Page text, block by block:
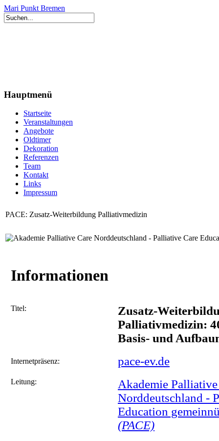
Mari Punkt Bremen
Hauptmenü
Startseite
Veranstaltungen
Angebote
Oldtimer
Dekoration
Referenzen
Team
Kontakt
Links
Impressum
PACE: Zusatz-Weiterbildung Palliativmedizin
Informationen
Titel:
Zusatz-
Palliativmedizin:
Basis- und
Internetpräsenz: pace-ev.de
Leitung:
Akademie Palliative
Norddeutschland -
Education
(PACE)